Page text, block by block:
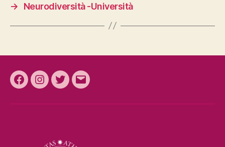
→
Neurodiversità -Università
FacebookInstagram
TwitterEmail